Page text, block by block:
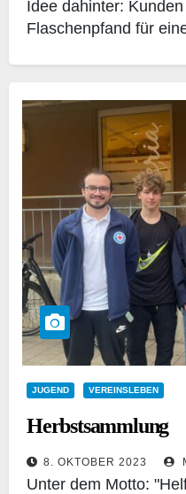
Idee dahinter:
Flaschenpfand für
JUGEND VEREINSLEBEN
Herbstsammlung
8. OKTOBER 2023
Unter dem Motto: